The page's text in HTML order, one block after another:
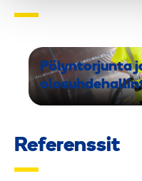
Pölyntorjunta
Referenssit